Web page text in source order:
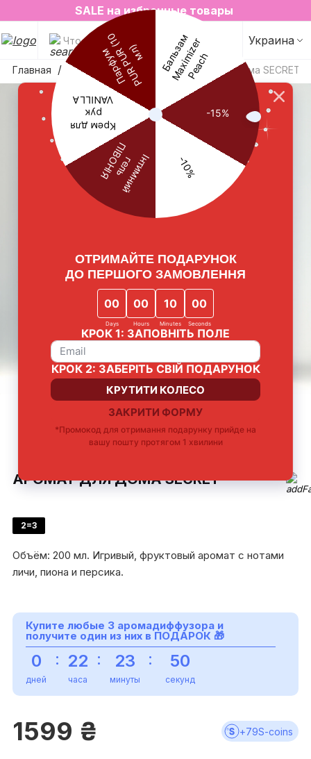
2=3 на любимые ароматы для дома✨
SALE на избранные товары
Что будем искать? Украина
Главная Ароматы для дома Аромат для дома SECRET
Французская
До 4 недель
звучания аромата
Универсально для
любой комнаты
Стильное
АРОМАТ ДЛЯ ДОМА SECRET
2=3
Объём: 200 мл. Игривый, фруктовый аромат с нотами
личи, пиона и персика.
Купите любые 3 аромадиффузора и
получите один из них вПОДАРОК 🎁
0
дней
: 22
часа
: 23
минуты
: 50
секунд
1599 ₴ +79S-coins